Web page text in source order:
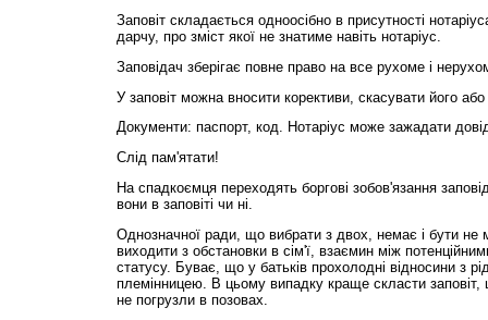
Заповіт складається одноосібно в присутності
дарчу, про зміст якої не знатиме навіть нотаріус.
Заповідач зберігає повне право на все рухоме і
У заповіт можна вносити корективи, скасувати його
Документи: паспорт, код. Нотаріус може зажадати
Слід пам'ятати!
На спадкоємця переходять боргові зобов'язання
вони в заповіті чи ні.
Однозначної ради, що вибрати з двох, немає і бути не
виходити з обстановки в сім'ї, взаємин між
статусу. Буває, що у батьків прохолодні відносини з
племінницею. В цьому випадку краще скласти заповіт,
не погрузли в позовах.